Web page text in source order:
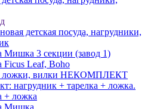
детская посуда, нагрудники,
Мишка 3 секции (завод 1)
Ficus Leaf, Boho
ложки, вилки НЕКОМПЛЕКТ
нагрудник + тарелка + ложка.
+ ложка
Мишка